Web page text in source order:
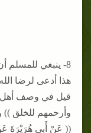
8- ينبغي للمسلم
هذا أدعى لرضا
قيل في وصف أهل
وأرحمهم للخلق ))
(( عَنْ أَبِي هُرَيْرَةَ